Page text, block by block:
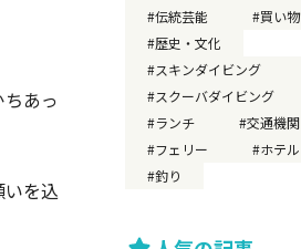
あっ
を込
伝統芸能
買い物
歴史・文化
スキンダイビング
スクーバダイビング
ランチ
交通機関
フェリー
ホテル
釣り